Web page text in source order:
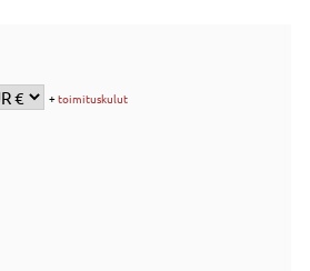
+toimituskulut